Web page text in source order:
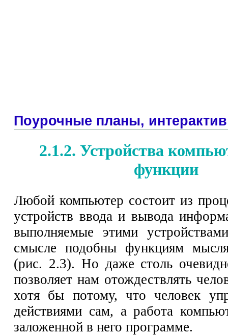
Поурочные планы, интерактив
2.1.2. Устройства
функции
Любой компьютер состоит из
устройств ввода и вывода
выполняемые этими
смысле подобны функциям
(рис. 2.3). Но даже столь
позволяет нам отождествлять
хотя бы потому, что человек
действиями сам, а работа
заложенной в него программе.